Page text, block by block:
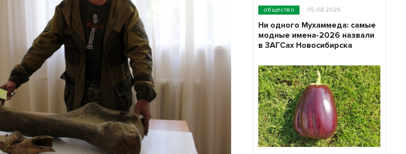
общество 05.08.2026
Ни одного Мухаммеда: самые
модные имена-2026 назвали
в ЗАГСах Новосибирска